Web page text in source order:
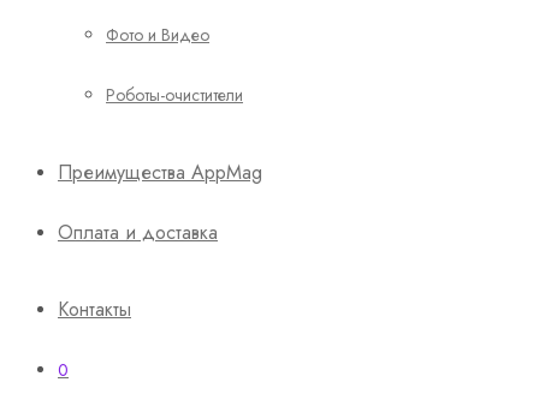
Фото и Видео
Роботы-очистители
Преимущества AppMag
Оплата и доставка
Контакты
0